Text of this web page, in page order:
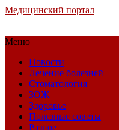
Медицинский портал
Меню
Новости
Лечение болезней
Стоматология
ЗОЖ
Здоровье
Полезные советы
Разное